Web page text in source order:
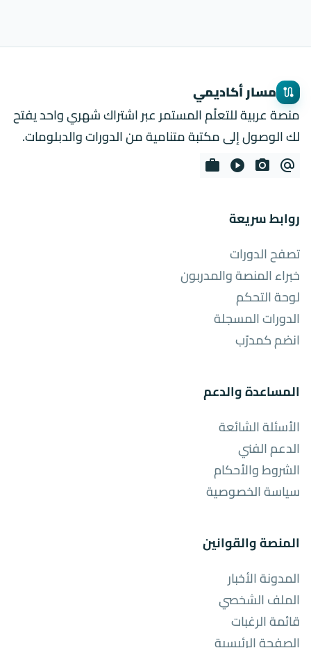
route مسار أكاديمي
منصة عربية للتعلّم المستمر عبر اشتراك شهري واحد يفتح
لك الوصول إلى مكتبة متنامية من الدورات والدبلومات.
alternate_email
photo_camera
play_circle
work
روابط سريعة
تصفح الدورات
خبراء المنصة والمدربون
لوحة التحكم
الدورات المسجلة
انضم كمدرّب
المساعدة والدعم
الأسئلة الشائعة
الدعم الفني
الشروط والأحكام
سياسة الخصوصية
المنصة والقوانين
المدونة الأخبار
الملف الشخصي
قائمة الرغبات
الصفحة الرئيسية